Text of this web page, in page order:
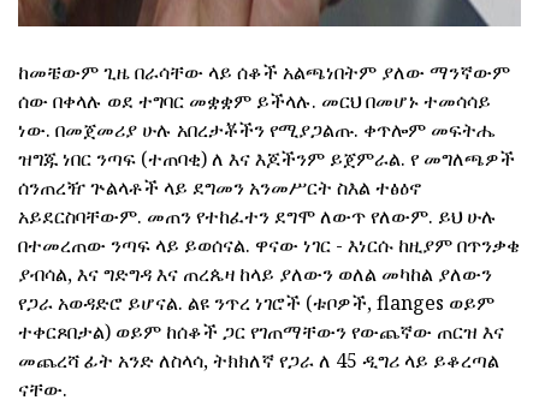
ከመቼውም ጊዜ በራሳቸው ላይ ሰቆች አልጫነበትም ያለው ማንኛውም
ሰው በቀላሉ ወደ ተግባር መቋቋም ይችላሉ. መርህ በመሆኑ ተመሳሳይ
ነው. በመጀመሪያ ሁሉ አበረታቾችን የሚያጋልጡ. ቀጥሎም መፍትሔ
ዝግጁ ነበር ንጣፍ (ተጠባቂ) ለ እና እጆችንም ይጀምራል. የ መግለጫዎች
ሰንጠረዥ ጕልላቶች ላይ ደግመን አንመሥርት ስእል ተፅዕኖ
አይደርስባቸውም. መጠን የተከፈተን ደግሞ ለውጥ የለውም. ይህ ሁሉ
በተመረጠው ንጣፍ ላይ ይወሰናል. ዋናው ነገር - እነርሱ ከዚያም በጥንቃቄ
ያብሳል, እና ግድግዳ እና ጠረጴዛ ከላይ ያለውን ወለል መካከል ያለውን
የጋራ አወዳድሮ ይሆናል. ልዩ ንጥረ ነገሮች (ቱቦዎች, flanges ወይም
ተቀርጾበታል) ወይም ከሰቆች ጋር የገጠማቸውን የውጨኛው ጠርዝ እና
መጨረሻ ፊት አንድ ለስላሳ, ትክክለኛ የጋራ ለ 45 ዲግሪ ላይ ይቆረጣል
ናቸው.